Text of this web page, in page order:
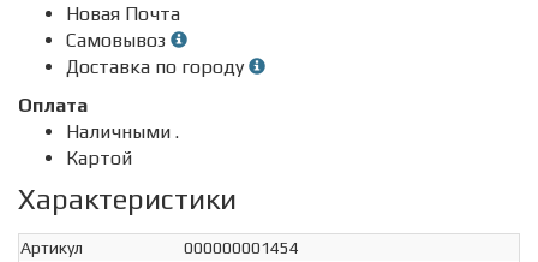
Новая Почта
Самовывоз
Доставка по городу
Оплата
Наличными .
Картой
Характеристики
Артикул
000000001454